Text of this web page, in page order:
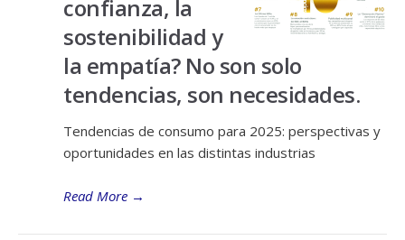
confianza, la
sostenibilidad y
la empatía? No son solo
tendencias, son necesidades.
Tendencias de consumo para 2025: perspectivas y
oportunidades en las distintas industrias
Read More →